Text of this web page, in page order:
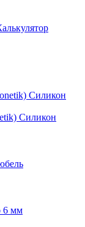
Силикон
6 мм